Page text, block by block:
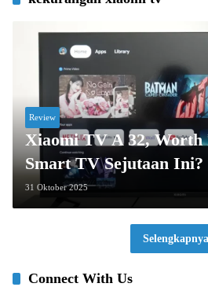
Review
Xiaomi TV A 32, Worth
Smart TV Sejutaan Ini?
31 Oktober 2025
Selengkapnya
Connect With Us